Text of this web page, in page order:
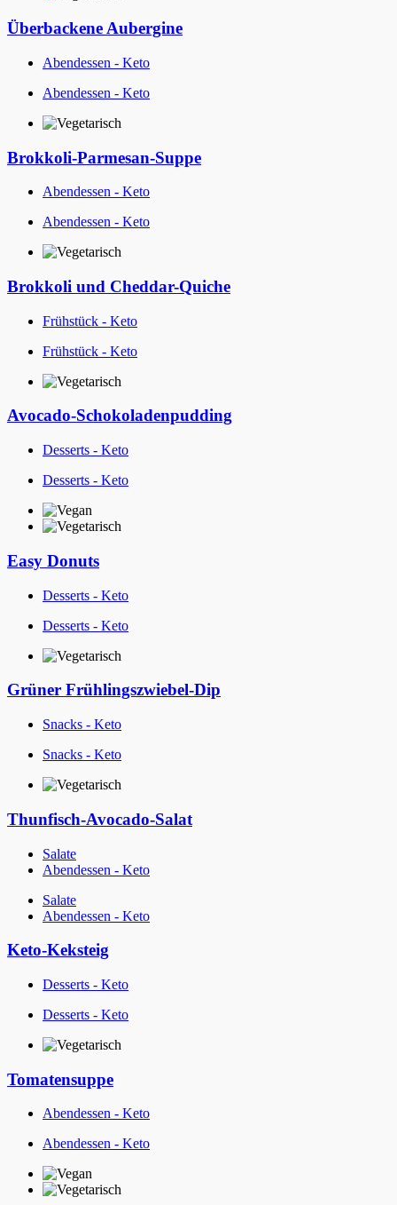
Überbackene Aubergine
Abendessen - Keto
Abendessen - Keto
Brokkoli-Parmesan-Suppe
Abendessen - Keto
Abendessen - Keto
Brokkoli und Cheddar-Quiche
Frühstück - Keto
Frühstück - Keto
Avocado-Schokoladenpudding
Desserts - Keto
Desserts - Keto
Easy Donuts
Desserts - Keto
Desserts - Keto
Grüner Frühlingszwiebel-Dip
Snacks - Keto
Snacks - Keto
Thunfisch-Avocado-Salat
Salate
Abendessen - Keto
Salate
Abendessen - Keto
Keto-Keksteig
Desserts - Keto
Desserts - Keto
Tomatensuppe
Abendessen - Keto
Abendessen - Keto